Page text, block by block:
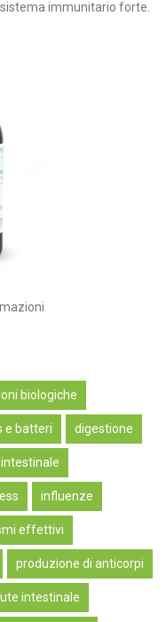
immunitario forte.
biologiche
e batteri digestione
influenze
effettivi
produzione di anticorpi
intestinale